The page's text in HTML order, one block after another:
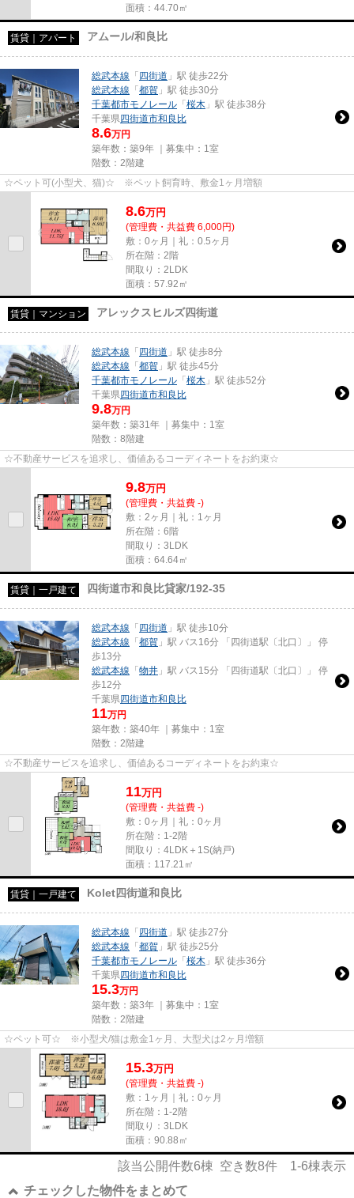
面積：44.70㎡
賃貸｜アパート アムール/和良比
総武本線 「四街道 」駅 徒歩22分
総武本線 「都賀 」駅 徒歩30分
千葉都市モノレール 「桜木 」駅 徒歩38分
千葉県四街道市和良比
8.6万円
築年数：築9年 ｜募集中： 1室
階数：2階建
☆ペット可(小型犬、猫)☆ ※ペット飼育時、敷金1ヶ月増額
8.6万円
(管理費・共益費 6,000円)
敷：0ヶ月｜礼：0.5ヶ月
所在階：2階
間取り：2LDK
面積：57.92㎡
賃貸｜マンション アレックスヒルズ四街道
総武本線 「四街道 」駅 徒歩8分
総武本線 「都賀 」駅 徒歩45分
千葉都市モノレール 「桜木 」駅 徒歩52分
千葉県四街道市和良比
9.8万円
築年数：築31年 ｜募集中： 1室
階数：8階建
☆不動産サービスを追求し、価値あるコーディネートをお約束☆
9.8万円
(管理費・共益費 -)
敷：2ヶ月｜礼：1ヶ月
所在階：6階
間取り：3LDK
面積：64.64㎡
賃貸｜一戸建て 四街道市和良比貸家/192-35
総武本線 「四街道 」駅 徒歩10分
総武本線 「都賀 」駅 バス16分 「四街道駅〔北口〕」 停
歩13分
総武本線 「物井 」駅 バス15分 「四街道駅〔北口〕」 停
歩12分
千葉県四街道市和良比
11万円
築年数：築40年 ｜募集中： 1室
階数：2階建
☆不動産サービスを追求し、価値あるコーディネートをお約束☆
11万円
(管理費・共益費 -)
敷：0ヶ月｜礼：0ヶ月
所在階：1-2階
間取り：4LDK＋1S(納戸)
面積：117.21㎡
賃貸｜一戸建て Kolet四街道和良比
総武本線 「四街道 」駅 徒歩27分
総武本線 「都賀 」駅 徒歩25分
千葉都市モノレール 「桜木 」駅 徒歩36分
千葉県四街道市和良比
15.3万円
築年数：築3年 ｜募集中： 1室
階数：2階建
☆ペット可☆ ※小型犬/猫は敷金1ヶ月、大型犬は2ヶ月増額
15.3万円
(管理費・共益費 -)
敷：1ヶ月｜礼：0ヶ月
所在階：1-2階
間取り：3LDK
面積：90.88㎡
該当公開件数6棟 空き数8件 1-6棟表示
チェックした物件をまとめて